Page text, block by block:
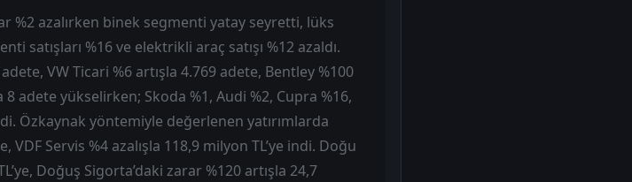
%2 azalırken binek segmenti yatay seyretti, lüks
satışları %16 ve elektrikli araç satışı %12 azaldı.
VW Ticari %6 artışla 4.769 adete, Bentley %100
adete yükselirken; Skoda %1, Audi %2, Cupra %16,
Özkaynak yöntemiyle değerlenen yatırımlarda
VDF Servis %4 azalışla 118,9 milyon TL’ye indi. Doğu
Doğuş Sigorta’daki zarar %120 artışla 24,7